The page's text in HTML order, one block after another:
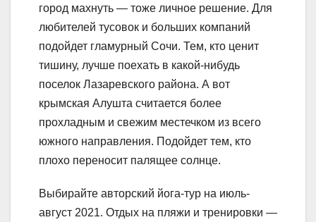
город махнуть — тоже личное решение. Для
любителей тусовок и больших компаний
подойдет гламурный Сочи. Тем, кто ценит
тишину, лучше поехать в какой-нибудь
поселок Лазаревского района. А вот
крымская Алушта считается более
прохладным и свежим местечком из всего
южного направления. Подойдет тем, кто
плохо переносит палящее солнце.
Выбирайте авторский йога-тур на июль-
август 2021. Отдых на пляжи и тренировки —